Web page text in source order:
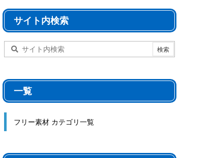
サイト内検索
一覧
フリー素材 カテゴリ一覧